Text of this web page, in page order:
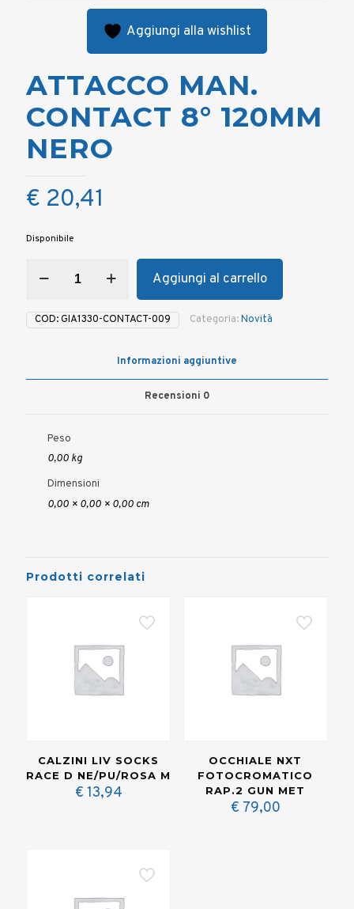
Aggiungi alla wishlist
ATTACCO MAN.
CONTACT 8° 120MM
NERO
€ 20,41
Disponibile
MAN.
8°
120MM
Aggiungi al carrello
COD:GIA1330-CONTACT-009 Categoria:Novità
Informazioni aggiuntive
Recensioni 0
Peso
0,00 kg
Dimensioni
0,00 × 0,00 × 0,00 cm
Prodotti correlati
CALZINI LIV SOCKS
RACE D NE/PU/ROSA M
€ 13,94
OCCHIALE NXT
FOTOCROMATICO
RAP.2 GUN MET
€ 79,00